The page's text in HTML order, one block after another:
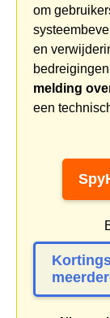
om
en
melding
een